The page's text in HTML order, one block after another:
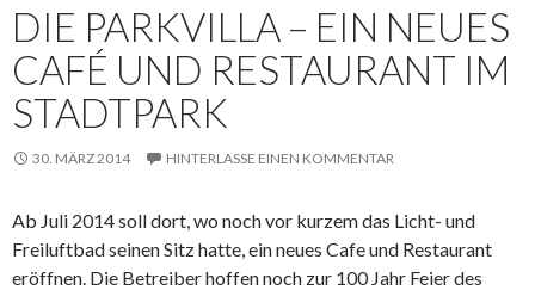
DIE PARKVILLA – EIN NEUES
CAFÉ UND RESTAURANT IM
STADTPARK
30. MÄRZ 2014 HINTERLASSE EINEN KOMMENTAR
Ab Juli 2014 soll dort, wo noch vor kurzem das Licht- und
Freiluftbad seinen Sitz hatte, ein neues Cafe und Restaurant
eröffnen. Die Betreiber hoffen noch zur 100 Jahr Feier des